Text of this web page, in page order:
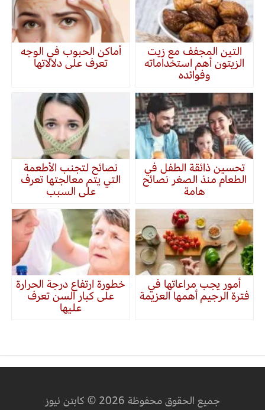
التين المجفف مع زيت
الزيتون أهم استخداماته
وفوائده
أماكن الحبوب في الوجه
تعرف على دلالاتها
تحسين ذائقة الطفل في
الطعام منذ الصغر نصائح
هامة
نصائح لتجنب الأطعمة
التي يتم معالجتها تعرف
على السبب
أمور يجب مراعاتها في
فترة الرجيم أهمها العزيمة
خطورة ارتفاع درجة الحرارة
على كبار السن تعرف
عليها
جميع الحقوق محفوظة 2026 © كابتن نيوز